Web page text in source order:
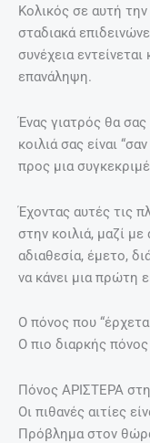
Κολικός σε αυτή
σταδιακά
συνέχεια
επανάληψη.
Ένας γιατρός θα
κοιλιά σας είναι
προς μια
Έχοντας αυτές τις
στην κοιλιά, μαζί
αδιαθεσία, έμετο,
να κάνει μια πρώτη
Ο πόνος που
Ο πιο διαρκής
Πόνος ΑΡΙΣΤΕΡΑ
Οι πιθανές αιτίες
Πρόβλημα στον